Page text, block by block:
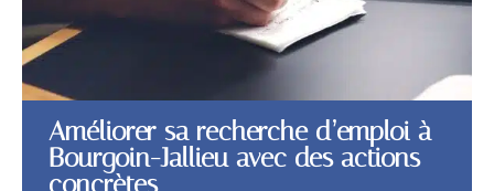
Améliorer sa recherche d’emploi à
Bourgoin-Jallieu avec des actions
concrètes